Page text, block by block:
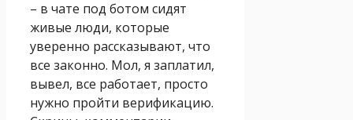
– в чате под ботом сидят
живые люди, которые
уверенно рассказывают, что
все законно. Мол, я заплатил,
вывел, все работает, просто
нужно пройти верификацию.